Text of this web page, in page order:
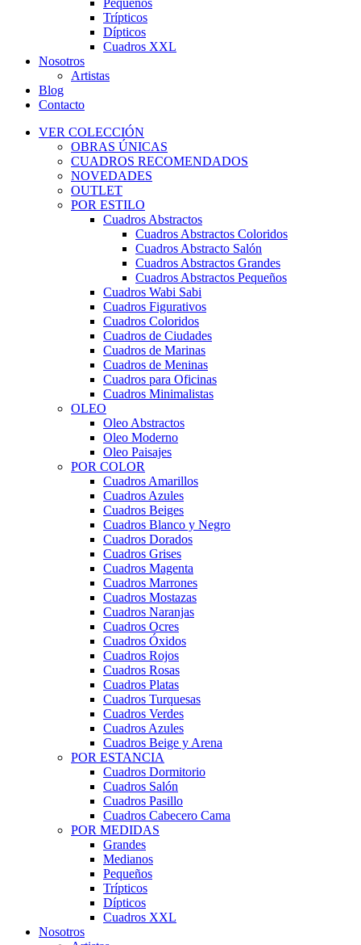
Pequeños
Trípticos
Dípticos
Cuadros XXL
Nosotros
Artistas
Blog
Contacto
VER COLECCIÓN
OBRAS ÚNICAS
CUADROS RECOMENDADOS
NOVEDADES
OUTLET
POR ESTILO
Cuadros Abstractos
Cuadros Abstractos Coloridos
Cuadros Abstracto Salón
Cuadros Abstractos Grandes
Cuadros Abstractos Pequeños
Cuadros Wabi Sabi
Cuadros Figurativos
Cuadros Coloridos
Cuadros de Ciudades
Cuadros de Marinas
Cuadros de Meninas
Cuadros para Oficinas
Cuadros Minimalistas
OLEO
Oleo Abstractos
Oleo Moderno
Oleo Paisajes
POR COLOR
Cuadros Amarillos
Cuadros Azules
Cuadros Beiges
Cuadros Blanco y Negro
Cuadros Dorados
Cuadros Grises
Cuadros Magenta
Cuadros Marrones
Cuadros Mostazas
Cuadros Naranjas
Cuadros Ocres
Cuadros Óxidos
Cuadros Rojos
Cuadros Rosas
Cuadros Platas
Cuadros Turquesas
Cuadros Verdes
Cuadros Azules
Cuadros Beige y Arena
POR ESTANCIA
Cuadros Dormitorio
Cuadros Salón
Cuadros Pasillo
Cuadros Cabecero Cama
POR MEDIDAS
Grandes
Medianos
Pequeños
Trípticos
Dípticos
Cuadros XXL
Nosotros